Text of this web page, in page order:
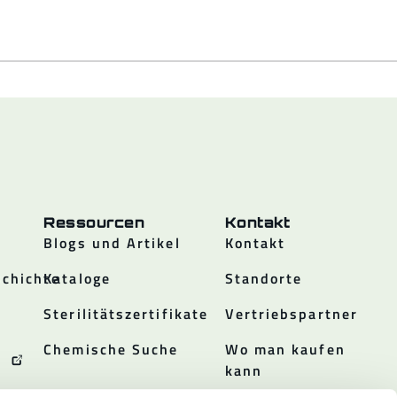
Ressourcen
Blogs und Artikel
Kataloge
Sterilitätszertifikate
Chemische Suche
Kontakt
Kontakt
Standorte
Vertriebspartner
Wo man kaufen
kann